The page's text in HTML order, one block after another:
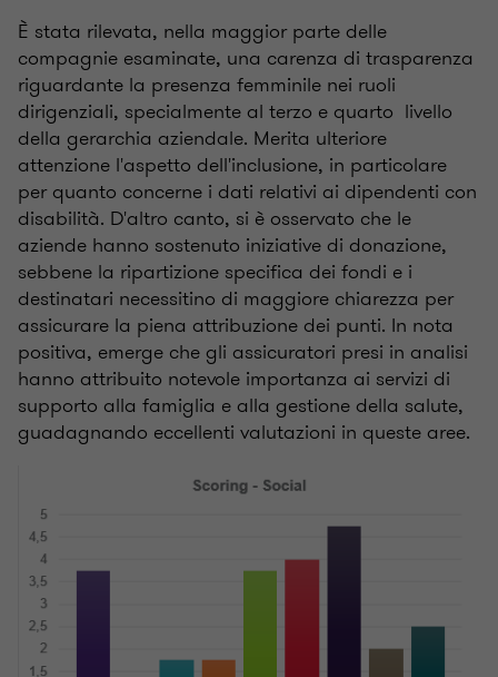
È stata rilevata, nella maggior parte delle
compagnie esaminate, una carenza di trasparenza
riguardante la presenza femminile nei ruoli
dirigenziali, specialmente al terzo e quarto livello
della gerarchia aziendale. Merita ulteriore
attenzione l'aspetto dell'inclusione, in particolare
per quanto concerne i dati relativi ai dipendenti con
disabilità. D'altro canto, si è osservato che le
aziende hanno sostenuto iniziative di donazione,
sebbene la ripartizione specifica dei fondi e i
destinatari necessitino di maggiore chiarezza per
assicurare la piena attribuzione dei punti. In nota
positiva, emerge che gli assicuratori presi in analisi
hanno attribuito notevole importanza ai servizi di
supporto alla famiglia e alla gestione della salute,
guadagnando eccellenti valutazioni in queste aree.